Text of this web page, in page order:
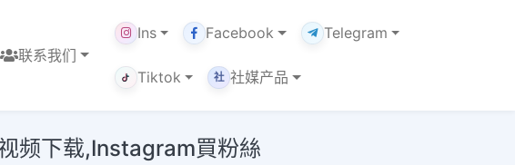
联系我们
Ins Facebook Telegram
Tiktok 社 社媒产品
频下载,Instagram買粉絲